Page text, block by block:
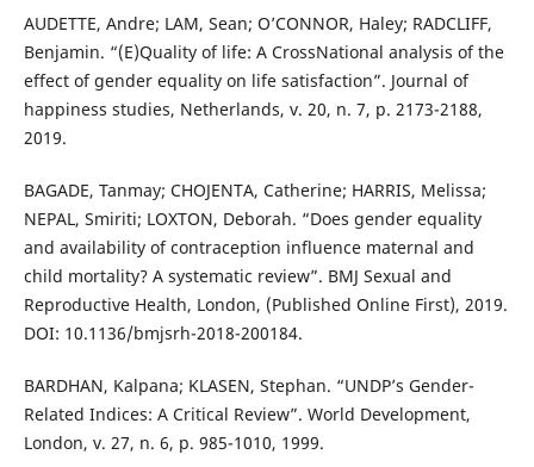
AUDETTE, Andre; LAM, Sean; O’CONNOR, Haley; RADCLIFF,
Benjamin. “(E)Quality of life: A CrossNational analysis of the
effect of gender equality on life satisfaction”. Journal of
happiness studies, Netherlands, v. 20, n. 7, p. 2173-2188,
2019.
BAGADE, Tanmay; CHOJENTA, Catherine; HARRIS, Melissa;
NEPAL, Smiriti; LOXTON, Deborah. “Does gender equality
and availability of contraception influence maternal and
child mortality? A systematic review”. BMJ Sexual and
Reproductive Health, London, (Published Online First), 2019.
DOI: 10.1136/bmjsrh-2018-200184.
BARDHAN, Kalpana; KLASEN, Stephan. “UNDP’s Gender-
Related Indices: A Critical Review”. World Development,
London, v. 27, n. 6, p. 985-1010, 1999.